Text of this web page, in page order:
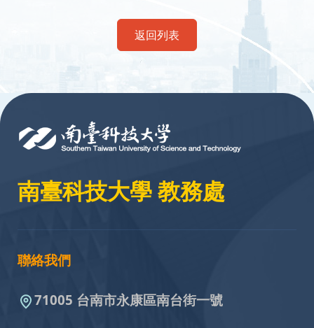
返回列表
南臺科技大學 教務處
聯絡我們
71005 台南市永康區南台街一號